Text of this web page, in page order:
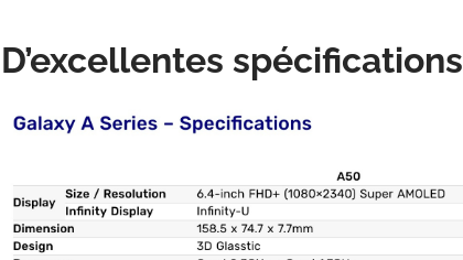
D’excellentes spécifications